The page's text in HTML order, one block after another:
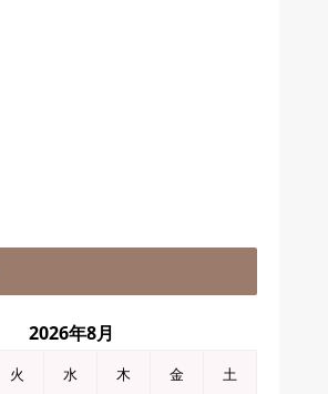
2026年8月
火 水 木 金
土